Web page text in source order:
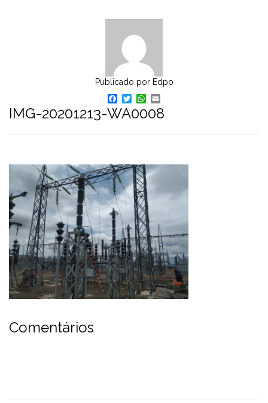
Publicado por Edpo
Facebook
TwitterWhatsApp
IMG-20201213-WA0008
Comentários